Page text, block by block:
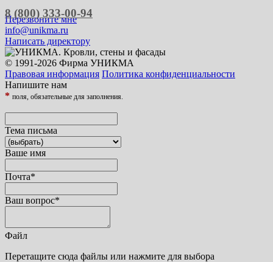
8 (800) 333-00-94
Перезвоните мне
info@unikma.ru
Написать директору
© 1991-2026 Фирма УНИКМА
Правовая информация Политика конфиденциальности
Напишите нам
* поля, обязательные для заполнения.
Тема письма
Ваше имя
Почта*
Ваш вопрос*
Файл
Перетащите сюда файлы или нажмите для выбора